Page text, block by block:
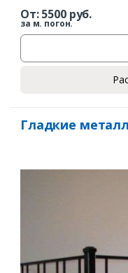
От:5500руб.
за м. погон.
Гладкие